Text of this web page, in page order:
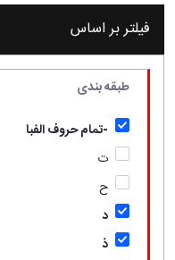
فیلتر بر اساس
طبقه بندی
-تمام حروف الفبا
ت
ح
د
ذ